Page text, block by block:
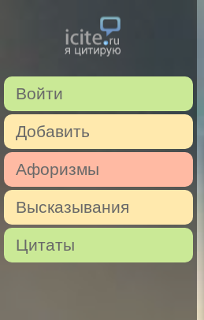
Войти
Добавить
Афоризмы
Высказывания
Цитаты